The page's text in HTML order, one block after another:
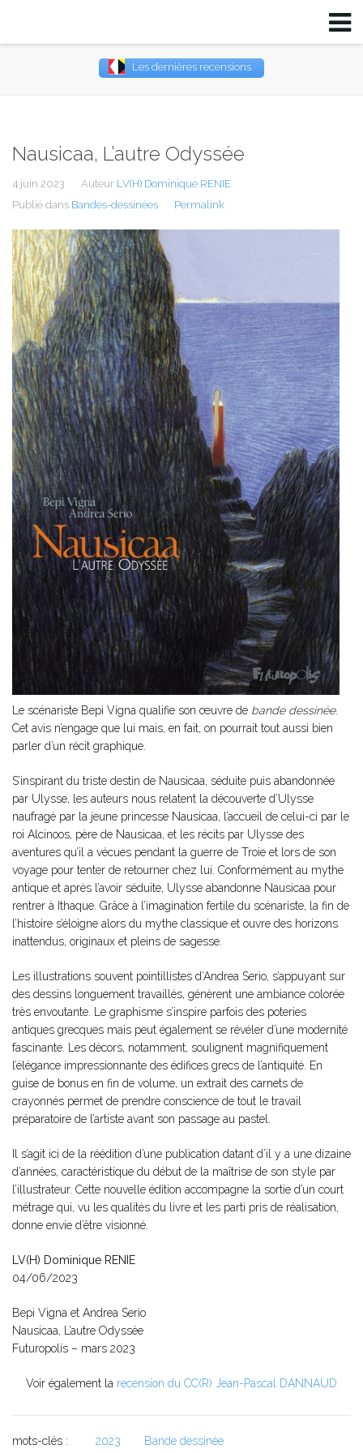
Les dernières recensions
Nausicaa, L’autre Odyssée
4 juin 2023 Auteur LV(H) Dominique RENIE
Publié dans Bandes-dessinées Permalink
Le scénariste Bepi Vigna qualifie son œuvre de bande dessinée.
Cet avis n’engage que lui mais, en fait, on pourrait tout aussi bien
parler d’un récit graphique.
S’inspirant du triste destin de Nausicaa, séduite puis abandonnée
par Ulysse, les auteurs nous relatent la découverte d’Ulysse
naufragé par la jeune princesse Nausicaa, l’accueil de celui-ci par le
roi Alcinoos, père de Nausicaa, et les récits par Ulysse des
aventures qu’il a vécues pendant la guerre de Troie et lors de son
voyage pour tenter de retourner chez lui. Conformément au mythe
antique et après l’avoir séduite, Ulysse abandonne Nausicaa pour
rentrer à Ithaque. Grâce à l’imagination fertile du scénariste, la fin de
l’histoire s’éloigne alors du mythe classique et ouvre des horizons
inattendus, originaux et pleins de sagesse.
Les illustrations souvent pointillistes d’Andrea Serio, s’appuyant sur
des dessins longuement travaillés, génèrent une ambiance colorée
très envoutante. Le graphisme s’inspire parfois des poteries
antiques grecques mais peut également se révéler d’une modernité
fascinante. Les décors, notamment, soulignent magnifiquement
l’élégance impressionnante des édifices grecs de l’antiquité. En
guise de bonus en fin de volume, un extrait des carnets de
crayonnés permet de prendre conscience de tout le travail
préparatoire de l’artiste avant son passage au pastel.
Il s’agit ici de la réédition d’une publication datant d’il y a une dizaine
d’années, caractéristique du début de la maîtrise de son style par
l’illustrateur. Cette nouvelle édition accompagne la sortie d’un court
métrage qui, vu les qualités du livre et les parti pris de réalisation,
donne envie d’être visionné.
LV(H) Dominique RENIE
04/06/2023
Bepi Vigna et Andrea Serio
Nausicaa, L’autre Odyssée
Futuropolis – mars 2023
Voir également la recension du CC(R) Jean-Pascal DANNAUD
mots-clés : 2023 Bande dessinée